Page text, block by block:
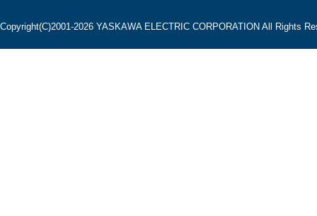
Copyright(C)2001‐2026 YASKAWA ELECTRIC CORPORATION All Rights